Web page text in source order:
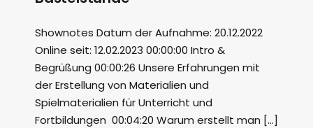
Shownotes Datum der Aufnahme: 20.12.2022
Online seit: 12.02.2023 00:00:00 Intro &
Begrüßung 00:00:26 Unsere Erfahrungen mit
der Erstellung von Materialien und
Spielmaterialien für Unterricht und
Fortbildungen 00:04:20 Warum erstellt man […]